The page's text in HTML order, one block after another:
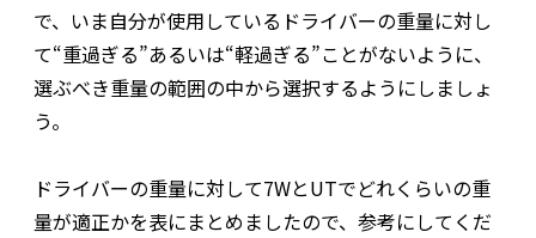
で、いま自分が使用しているドライバーの重量に対し
て“重過ぎる”あるいは“軽過ぎる”ことがないように、
選ぶべき重量の範囲の中から選択するようにしましょ
う。
ドライバーの重量に対して7WとUTでどれくらいの重
量が適正かを表にまとめましたので、参考にしてくだ